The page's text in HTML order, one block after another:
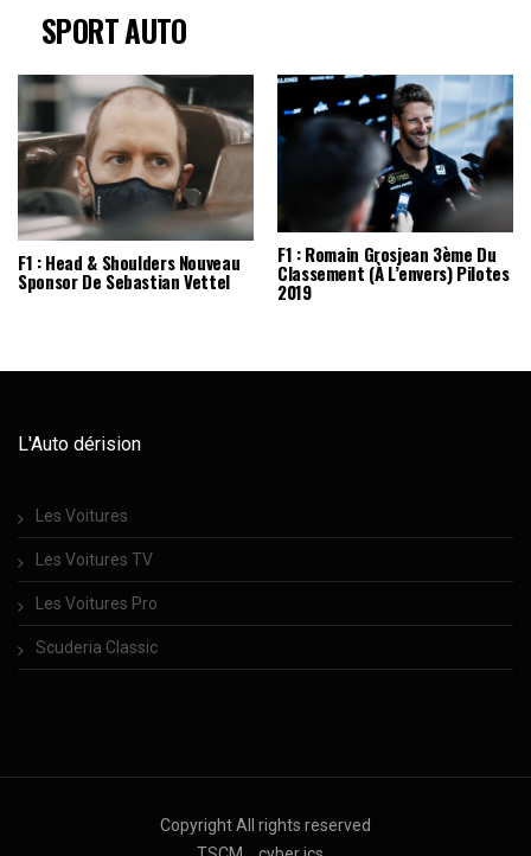
SPORT AUTO
F1 : Head & Shoulders Nouveau
Sponsor De Sebastian Vettel
F1 : Romain Grosjean 3ème Du
Classement (à L’envers) Pilotes
2019
L'Auto dérision
Les Voitures
Les Voitures TV
Les Voitures Pro
Scuderia Classic
Copyright All rights reserved